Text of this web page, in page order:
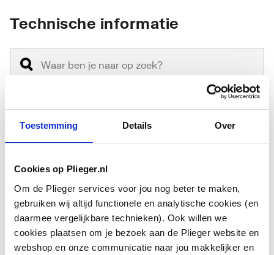
Toestemming Details Over
Cookies op Plieger.nl
Om de Plieger services voor jou nog beter te maken,
gebruiken wij altijd functionele en analytische cookies (en
daarmee vergelijkbare technieken). Ook willen we
cookies plaatsen om je bezoek aan de Plieger website en
webshop en onze communicatie naar jou makkelijker en
Technische informatie
Model Met frontspiegel
verlichting)
Breedte 1000
Diepte 120
Toon meer